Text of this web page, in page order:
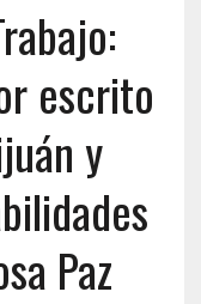
escrito
y
Paz